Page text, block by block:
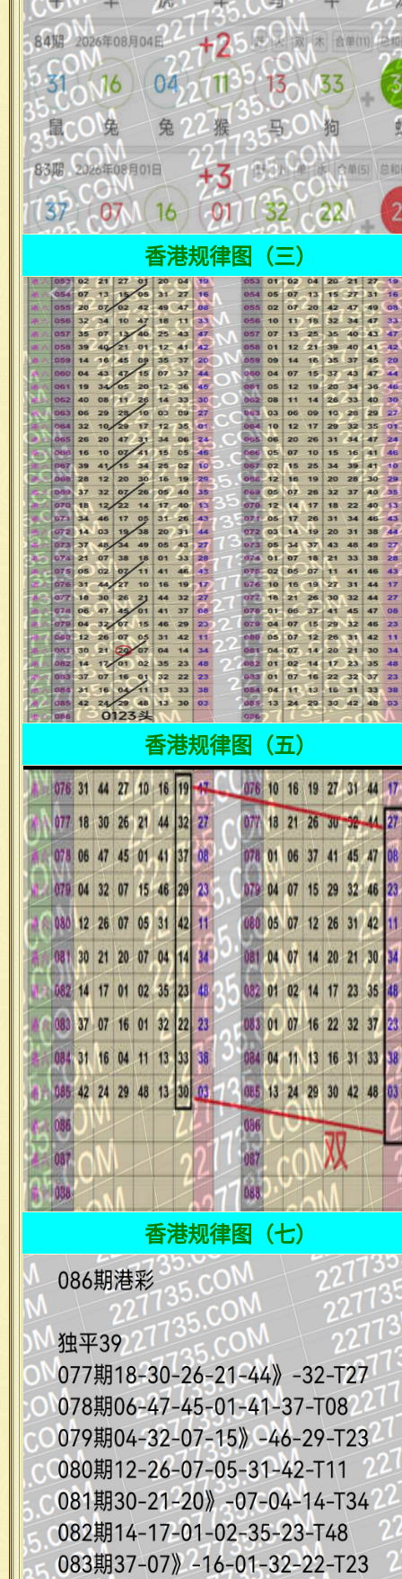
香港规律图（三）
香港规律图（五）
香港规律图（七）